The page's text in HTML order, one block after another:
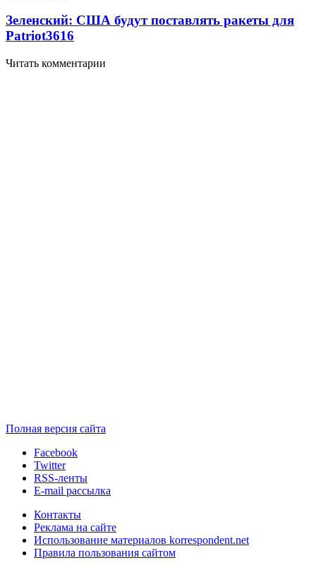
Зеленский: США будут поставлять ракеты для
Patriot3616
Читать комментарии
Полная версия сайта
Facebook
Twitter
RSS-ленты
E-mail рассылка
Контакты
Реклама на сайте
Использование материалов korrespondent.net
Правила пользования сайтом